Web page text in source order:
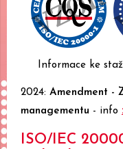
Informace ke
2024: Amendment -
managementu - info
ISO/IEC